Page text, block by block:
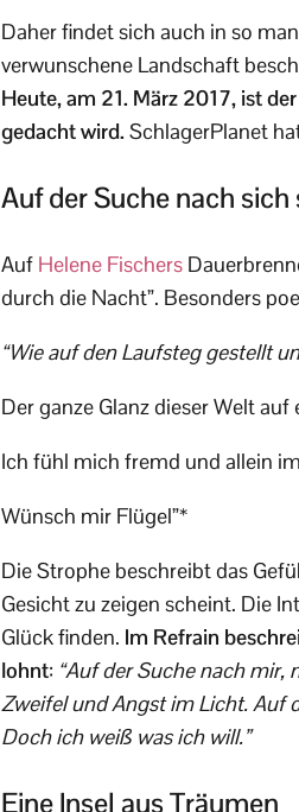
Daher findet sich auch in so
verwunschene Landschaft
Heute, am 21. März 2017, ist
gedacht wird. SchlagerPlanet
Auf der Suche nach sich
Auf Helene Fischers
durch die Nacht”. Besonders
“Wie auf den Laufsteg gestellt
Der ganze Glanz dieser Welt
Ich fühl mich fremd und allein
Wünsch mir Flügel”*
Die Strophe beschreibt das
Gesicht zu zeigen scheint. Die
Glück finden. Im Refrain
lohnt: “Auf der Suche nach mir,
Zweifel und Angst im Licht. Auf
Doch ich weiß was ich will.”
Eine Insel aus Träumen